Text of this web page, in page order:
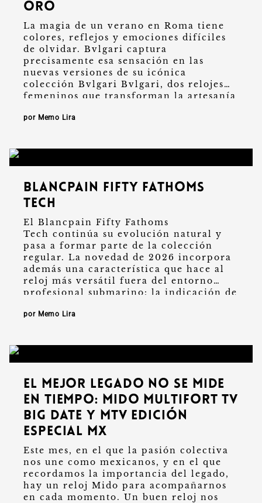
oro
La magia de un verano en Roma tiene
colores, reflejos y emociones difíciles
de olvidar. Bvlgari captura
precisamente esa sensación en las
nuevas versiones de su icónica
colección Bvlgari Bvlgari, dos relojes
femeninos que transforman la artesanía
contemporánea …
por Memo Lira
Blancpain Fifty Fathoms
Tech
El Blancpain Fifty Fathoms
Tech continúa su evolución natural y
pasa a formar parte de la colección
regular. La novedad de 2026 incorpora
además una característica que hace al
reloj más versátil fuera del entorno
profesional submarino: la indicación de
por Memo Lira
El mejor legado no se mide
en tiempo: Mido Multifort TV
Big Date y MTV Edición
Especial MX
Este mes, en el que la pasión colectiva
nos une como mexicanos, y en el que
recordamos la importancia del legado,
hay un reloj Mido para acompañarnos
en cada momento. Un buen reloj nos